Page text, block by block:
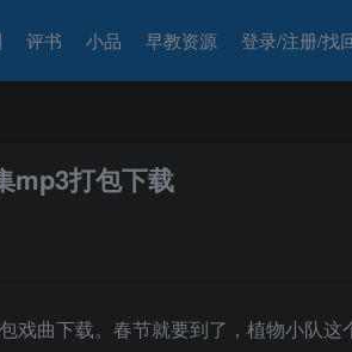
评书 小品 早教资源 登录/注册/找
mp3打包下载
戏曲下载。春节就要到了，植物小队这